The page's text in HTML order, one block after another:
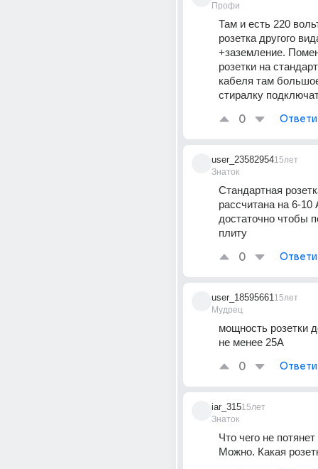
Профи
Там и есть 220
розетка другого
+заземление.
розетки на
кабеля там
стиралку
0
user_23582954
Знаток
15лет
Стандартная
рассчитана на 6-10
достаточно чтобы
плиту
0
user_18595661
Мудрец
15лет
мощность розетки
не менее 25А
0
iar_315
Знаток
15лет
Что чего не
Можно. Какая